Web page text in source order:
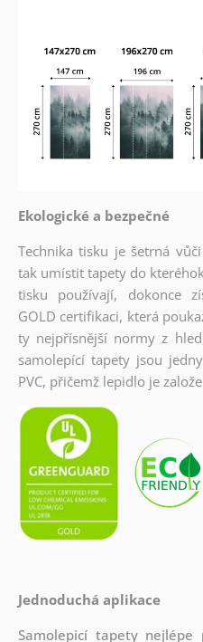
Ekologické a bezpečné
Technika tisku je šetrná
tak umístit tapety do
tisku používají, dokonce
GOLD certifikaci, která
ty nejpřísnější normy z
samolepící tapety jsou
PVC, přičemž lepidlo je
Jednoduchá aplikace
Samolepicí tapety